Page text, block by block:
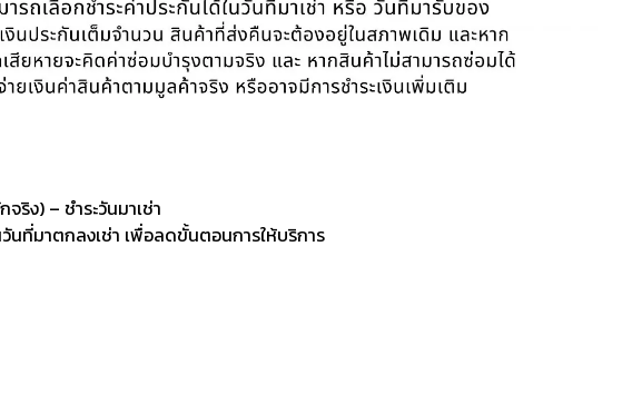
ริง) – ชำระวันมาเช่า
วันที่มาตกลงเช่า เพื่อลดขั้นตอนการให้บริการ